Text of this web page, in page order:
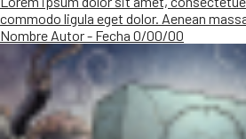
commodo ligula eget dolor. Aenean
Nombre Autor - Fecha 0/00/00